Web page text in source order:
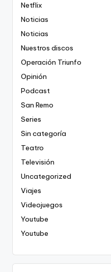
Netflix
Noticias
Noticias
Nuestros discos
Operación Triunfo
Opinión
Podcast
San Remo
Series
Sin categoría
Teatro
Televisión
Uncategorized
Viajes
Videojuegos
Youtube
Youtube